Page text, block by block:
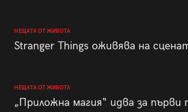
НЕЩАТА ОТ ЖИВОТА
Stranger Things оживява на
НЕЩАТА ОТ ЖИВОТА
„Приложна магия“ идва за първи